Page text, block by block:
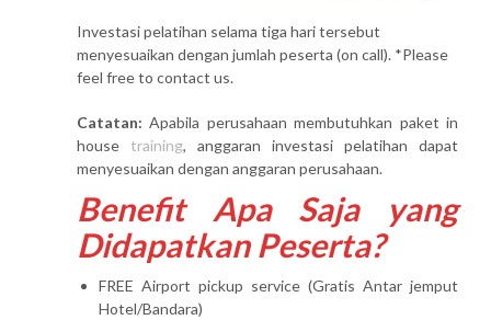
Investasi pelatihan selama tiga hari tersebut
menyesuaikan dengan jumlah peserta (on call). *Please
feel free to contact us.
Catatan: Apabila perusahaan membutuhkan paket in
house training, anggaran investasi pelatihan dapat
menyesuaikan dengan anggaran perusahaan.
Benefit Apa Saja yang
Didapatkan Peserta?
FREE Airport pickup service (Gratis Antar jemput
Hotel/Bandara)